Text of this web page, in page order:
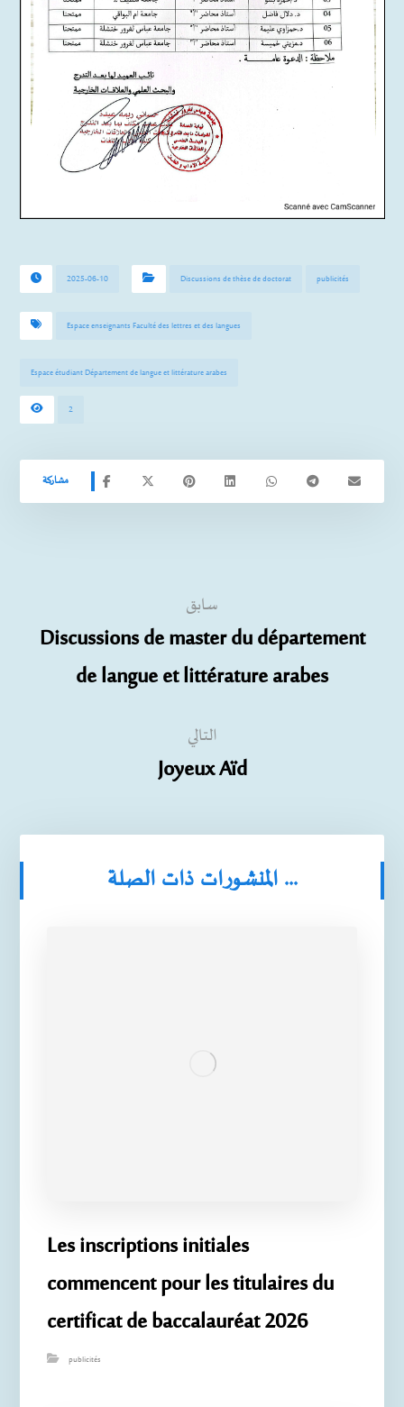
2025-06-10 Discussions de thèse de doctorat publicités
Espace enseignants Faculté des lettres et des langues
Espace étudiant Département de langue et littérature arabes
2
سابق
Discussions de master du département
de langue et littérature arabes
التالي
Joyeux Aïd
المنشورات ذات الصلة ...
Les inscriptions initiales
commencent pour les titulaires du
certificat de baccalauréat 2026
publicités